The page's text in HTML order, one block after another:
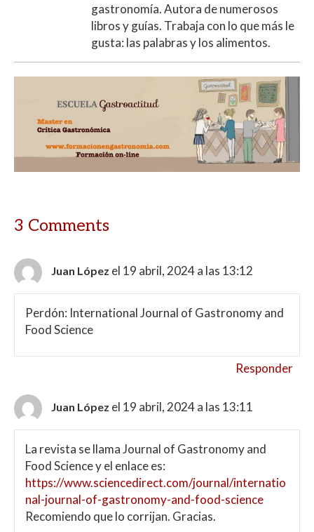
gastronomía. Autora de numerosos
libros y guías. Trabaja con lo que más le
gusta: las palabras y los alimentos.
3 Comments
Juan López el 19 abril, 2024 a las 13:12
Perdón: International Journal of Gastronomy and
Food Science
Responder
Juan López el 19 abril, 2024 a las 13:11
La revista se llama Journal of Gastronomy and
Food Science y el enlace es:
https://www.sciencedirect.com/journal/internatio
nal-journal-of-gastronomy-and-food-science
Recomiendo que lo corrijan. Gracias.